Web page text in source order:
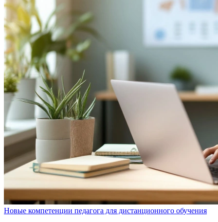
Новые компетенции педагога для дистанционного обучения